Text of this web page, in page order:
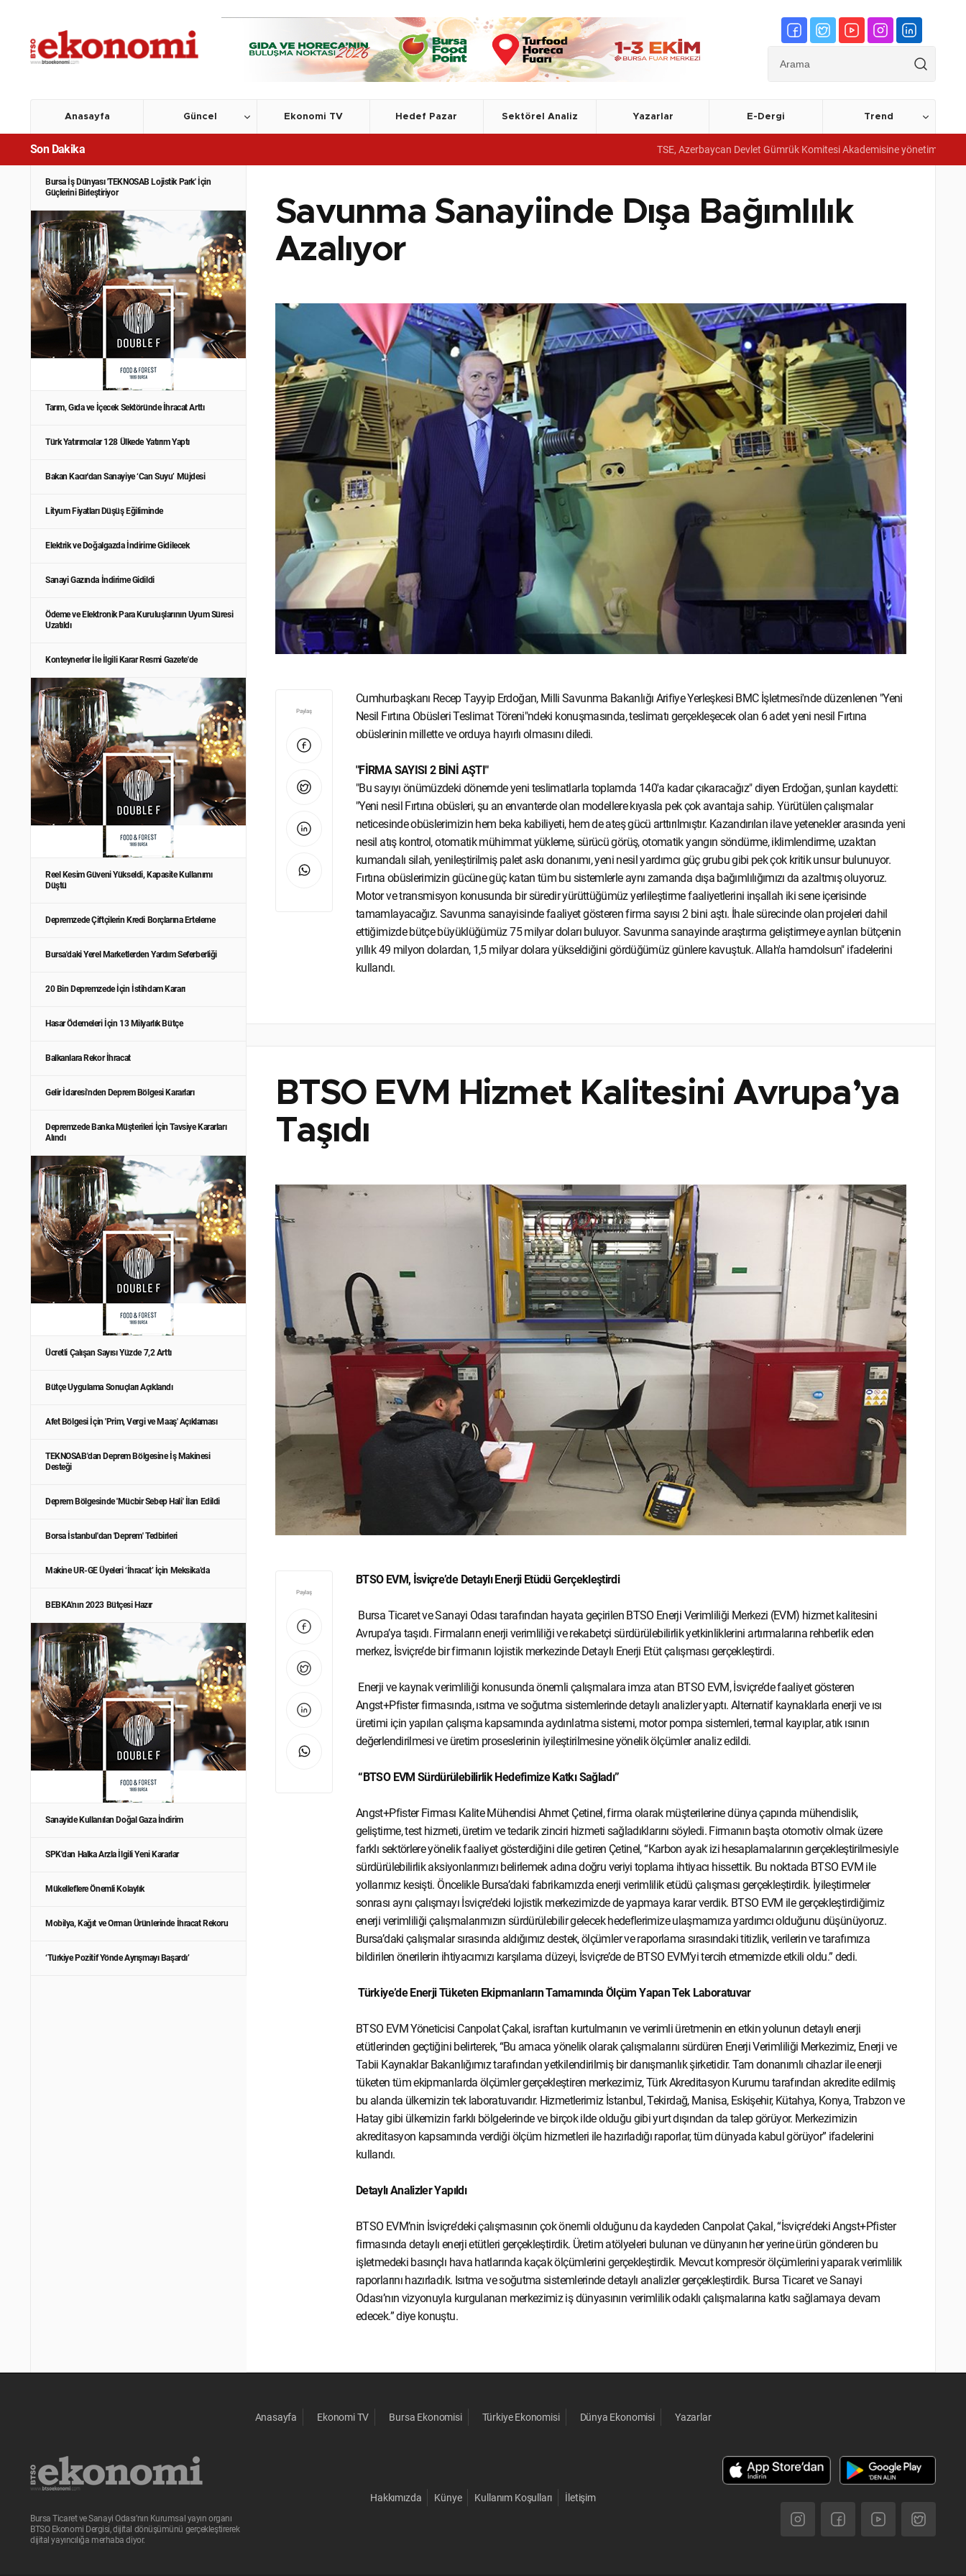
Anasayfa Güncel Ekonomi TV Hedef Pazar Sektörel Analiz Yazarlar E-Dergi Trend
Son Dakika TSE, Azerbaycan Devlet Gümrük Komitesi Akademisine yönetim sistemi belgeleri
Bursa İş Dünyası 'TEKNOSAB Lojistik Park' İçin
Güçlerini Birleştiriyor
Tarım, Gıda ve İçecek Sektöründe İhracat Arttı
Türk Yatırımcılar 128 Ülkede Yatırım Yaptı
Bakan Kacır'dan Sanayiye ‘Can Suyu’ Müjdesi
Lityum Fiyatları Düşüş Eğiliminde
Elektrik ve Doğalgazda İndirime Gidilecek
Sanayi Gazında İndirime Gidildi
Ödeme ve Elektronik Para Kuruluşlarının Uyum Süresi
Uzatıldı
Konteynerler İle İlgili Karar Resmi Gazete'de
Reel Kesim Güveni Yükseldi, Kapasite Kullanımı
Düştü
Depremzede Çiftçilerin Kredi Borçlarına Erteleme
Bursa'daki Yerel Marketlerden Yardım Seferberliği
20 Bin Depremzede İçin İstihdam Kararı
Hasar Ödemeleri İçin 13 Milyarlık Bütçe
Balkanlara Rekor İhracat
Gelir İdaresi'nden Deprem Bölgesi Kararları
Depremzede Banka Müşterileri İçin Tavsiye Kararları
Alındı
Ücretli Çalışan Sayısı Yüzde 7,2 Arttı
Bütçe Uygulama Sonuçları Açıklandı
Afet Bölgesi İçin 'Prim, Vergi ve Maaş' Açıklaması
TEKNOSAB'dan Deprem Bölgesine İş Makinesi
Desteği
Deprem Bölgesinde 'Mücbir Sebep Hali' İlan Edildi
Borsa İstanbul'dan 'Deprem' Tedbirleri
Makine UR-GE Üyeleri ‘İhracat’ İçin Meksika’da
BEBKA'nın 2023 Bütçesi Hazır
Sanayide Kullanılan Doğal Gaza İndirim
SPK'dan Halka Arzla İlgili Yeni Kararlar
Mükelleflere Önemli Kolaylık
Mobilya, Kağıt ve Orman Ürünlerinde İhracat Rekoru
‘Türkiye Pozitif Yönde Ayrışmayı Başardı’
Savunma Sanayiinde Dışa Bağımlılık
Azalıyor
Paylaş
Cumhurbaşkanı Recep Tayyip Erdoğan, Milli Savunma Bakanlığı Arifiye Yerleşkesi BMC İşletmesi'nde düzenlenen "Yeni
Nesil Fırtına Obüsleri Teslimat Töreni"ndeki konuşmasında, teslimatı gerçekleşecek olan 6 adet yeni nesil Fırtına
obüslerinin millette ve orduya hayırlı olmasını diledi.
"FİRMA SAYISI 2 BİNİ AŞTI"
"Bu sayıyı önümüzdeki dönemde yeni teslimatlarla toplamda 140'a kadar çıkaracağız" diyen Erdoğan, şunları kaydetti:
"Yeni nesil Fırtına obüsleri, şu an envanterde olan modellere kıyasla pek çok avantaja sahip. Yürütülen çalışmalar
neticesinde obüslerimizin hem beka kabiliyeti, hem de ateş gücü arttırılmıştır. Kazandırılan ilave yetenekler arasında yeni
nesil atış kontrol, otomatik mühimmat yükleme, sürücü görüş, otomatik yangın söndürme, iklimlendirme, uzaktan
kumandalı silah, yenileştirilmiş palet askı donanımı, yeni nesil yardımcı güç grubu gibi pek çok kritik unsur bulunuyor.
Fırtına obüslerimizin gücüne güç katan tüm bu sistemlerle aynı zamanda dışa bağımlılığımızı da azaltmış oluyoruz.
Motor ve transmisyon konusunda bir süredir yürüttüğümüz yerlileştirme faaliyetlerini inşallah iki sene içerisinde
tamamlayacağız. Savunma sanayisinde faaliyet gösteren firma sayısı 2 bini aştı. İhale sürecinde olan projeleri dahil
ettiğimizde bütçe büyüklüğümüz 75 milyar doları buluyor. Savunma sanayinde araştırma geliştirmeye ayrılan bütçenin
yıllık 49 milyon dolardan, 1,5 milyar dolara yükseldiğini gördüğümüz günlere kavuştuk. Allah'a hamdolsun" ifadelerini
kullandı.
BTSO EVM Hizmet Kalitesini Avrupa’ya
Taşıdı
Paylaş
BTSO EVM, İsviçre’de Detaylı Enerji Etüdü Gerçekleştirdi
Bursa Ticaret ve Sanayi Odası tarafından hayata geçirilen BTSO Enerji Verimliliği Merkezi (EVM) hizmet kalitesini
Avrupa’ya taşıdı. Firmaların enerji verimliliği ve rekabetçi sürdürülebilirlik yetkinliklerini artırmalarına rehberlik eden
merkez, İsviçre’de bir firmanın lojistik merkezinde Detaylı Enerji Etüt çalışması gerçekleştirdi.
Enerji ve kaynak verimliliği konusunda önemli çalışmalara imza atan BTSO EVM, İsviçre’de faaliyet gösteren
Angst+Pfister firmasında, ısıtma ve soğutma sistemlerinde detaylı analizler yaptı. Alternatif kaynaklarla enerji ve ısı
üretimi için yapılan çalışma kapsamında aydınlatma sistemi, motor pompa sistemleri, termal kayıplar, atık ısının
değerlendirilmesi ve üretim proseslerinin iyileştirilmesine yönelik ölçümler analiz edildi.
“BTSO EVM Sürdürülebilirlik Hedefimize Katkı Sağladı”
Angst+Pfister Firması Kalite Mühendisi Ahmet Çetinel, firma olarak müşterilerine dünya çapında mühendislik,
geliştirme, test hizmeti, üretim ve tedarik zinciri hizmeti sağladıklarını söyledi. Firmanın başta otomotiv olmak üzere
farklı sektörlere yönelik faaliyet gösterdiğini dile getiren Çetinel, “Karbon ayak izi hesaplamalarının gerçekleştirilmesiyle
sürdürülebilirlik aksiyonlarımızı belirlemek adına doğru veriyi toplama ihtiyacı hissettik. Bu noktada BTSO EVM ile
yollarımız kesişti. Öncelikle Bursa’daki fabrikamızda enerji verimlilik etüdü çalışması gerçekleştirdik. İyileştirmeler
sonrası aynı çalışmayı İsviçre’deki lojistik merkezimizde de yapmaya karar verdik. BTSO EVM ile gerçekleştirdiğimiz
enerji verimliliği çalışmalarımızın sürdürülebilir gelecek hedeflerimize ulaşmamıza yardımcı olduğunu düşünüyoruz.
Bursa’daki çalışmalar sırasında aldığımız destek, ölçümler ve raporlama sırasındaki titizlik, verilerin ve tarafımıza
bildirilen önerilerin ihtiyacımızı karşılama düzeyi, İsviçre’de de BTSO EVM’yi tercih etmemizde etkili oldu.” dedi.
Türkiye’de Enerji Tüketen Ekipmanların Tamamında Ölçüm Yapan Tek Laboratuvar
BTSO EVM Yöneticisi Canpolat Çakal, israftan kurtulmanın ve verimli üretmenin en etkin yolunun detaylı enerji
etütlerinden geçtiğini belirterek, “Bu amaca yönelik olarak çalışmalarını sürdüren Enerji Verimliliği Merkezimiz, Enerji ve
Tabii Kaynaklar Bakanlığımız tarafından yetkilendirilmiş bir danışmanlık şirketidir. Tam donanımlı cihazlar ile enerji
tüketen tüm ekipmanlarda ölçümler gerçekleştiren merkezimiz, Türk Akreditasyon Kurumu tarafından akredite edilmiş
bu alanda ülkemizin tek laboratuvarıdır. Hizmetlerimiz İstanbul, Tekirdağ, Manisa, Eskişehir, Kütahya, Konya, Trabzon ve
Hatay gibi ülkemizin farklı bölgelerinde ve birçok ilde olduğu gibi yurt dışından da talep görüyor. Merkezimizin
akreditasyon kapsamında verdiği ölçüm hizmetleri ile hazırladığı raporlar, tüm dünyada kabul görüyor” ifadelerini
kullandı.
Detaylı Analizler Yapıldı
BTSO EVM’nin İsviçre’deki çalışmasının çok önemli olduğunu da kaydeden Canpolat Çakal, “İsviçre’deki Angst+Pfister
firmasında detaylı enerji etütleri gerçekleştirdik. Üretim atölyeleri bulunan ve dünyanın her yerine ürün gönderen bu
işletmedeki basınçlı hava hatlarında kaçak ölçümlerini gerçekleştirdik. Mevcut kompresör ölçümlerini yaparak verimlilik
raporlarını hazırladık. Isıtma ve soğutma sistemlerinde detaylı analizler gerçekleştirdik. Bursa Ticaret ve Sanayi
Odası’nın vizyonuyla kurgulanan merkezimiz iş dünyasının verimlilik odaklı çalışmalarına katkı sağlamaya devam
edecek.” diye konuştu.
Anasayfa Ekonomi TV Bursa Ekonomisi Türkiye Ekonomisi Dünya Ekonomisi Yazarlar
Bursa Ticaret ve Sanayi Odası’nın Kurumsal yayın organı
BTSO Ekonomi Dergisi, dijital dönüşümünü gerçekleştirerek
dijital yayıncılığa merhaba diyor.
Hakkımızda Künye Kullanım Koşulları İletişim